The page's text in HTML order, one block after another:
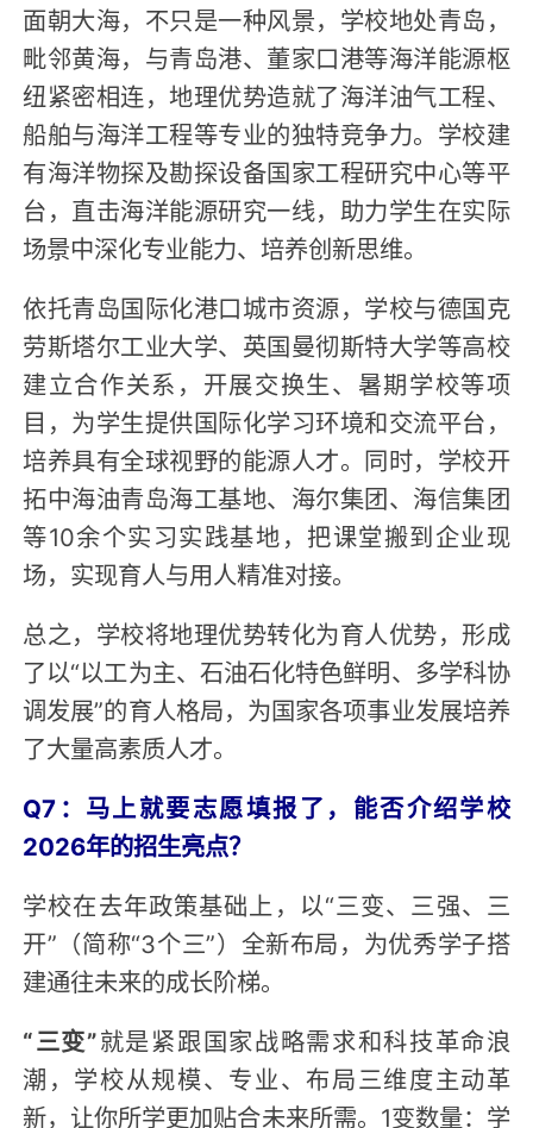
面朝大海，不只是一种风景，学校地处青岛，
毗邻黄海，与青岛港、董家口港等海洋能源枢
纽紧密相连，地理优势造就了海洋油气工程、
船舶与海洋工程等专业的独特竞争力。学校建
有海洋物探及勘探设备国家工程研究中心等平
台，直击海洋能源研究一线，助力学生在实际
场景中深化专业能力、培养创新思维。
依托青岛国际化港口城市资源，学校与德国克
劳斯塔尔工业大学、英国曼彻斯特大学等高校
建立合作关系，开展交换生、暑期学校等项
目，为学生提供国际化学习环境和交流平台，
培养具有全球视野的能源人才。同时，学校开
拓中海油青岛海工基地、海尔集团、海信集团
等10余个实习实践基地，把课堂搬到企业现
场，实现育人与用人精准对接。
总之，学校将地理优势转化为育人优势，形成
了以“以工为主、石油石化特色鲜明、多学科协
调发展”的育人格局，为国家各项事业发展培养
了大量高素质人才。
Q7：马上就要志愿填报了，能否介绍学校
2026年的招生亮点？
学校在去年政策基础上，以“三变、三强、三
开”（简称“3个三”）全新布局，为优秀学子搭
建通往未来的成长阶梯。
“三变”就是紧跟国家战略需求和科技革命浪
潮，学校从规模、专业、布局三维度主动革
新，让你所学更加贴合未来所需。1变数量：学